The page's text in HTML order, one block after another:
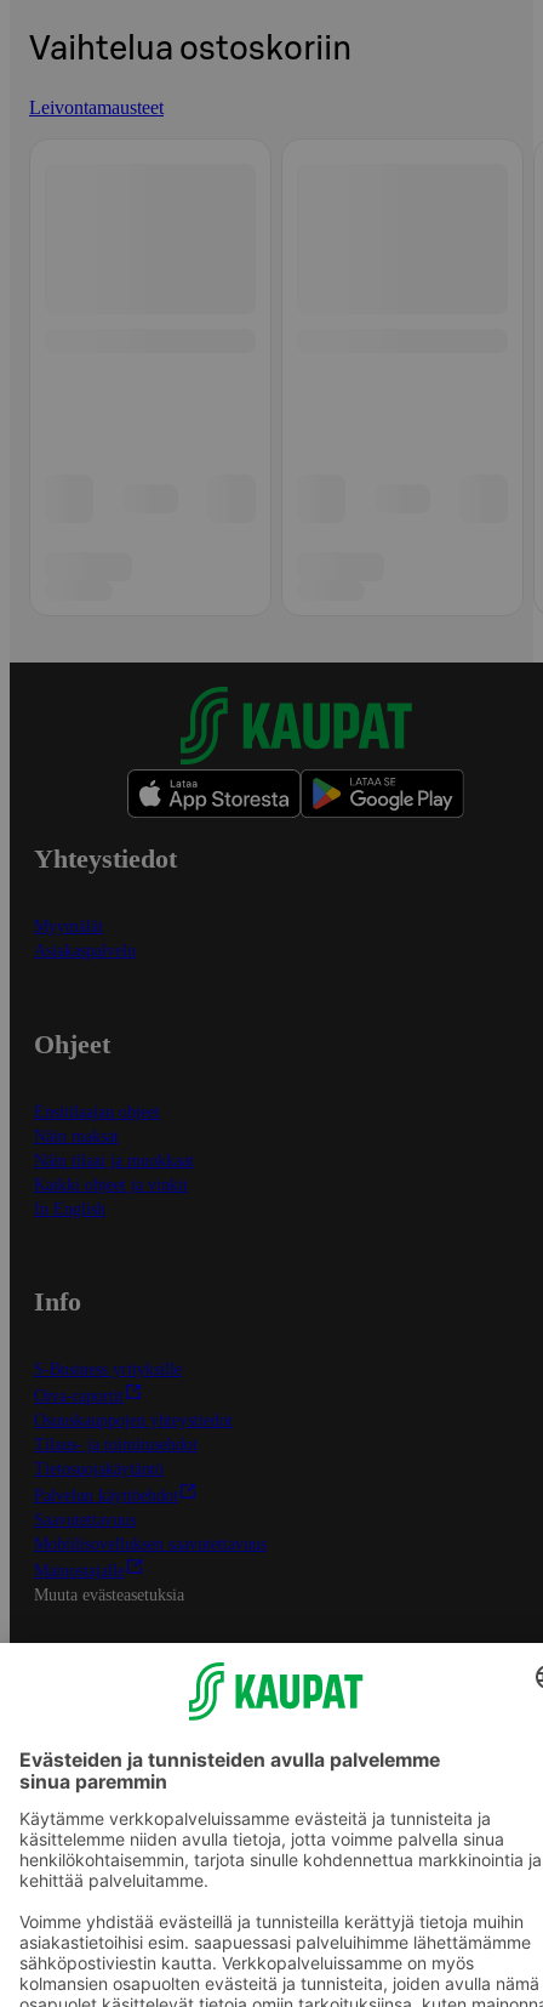
Vaihtelua ostoskoriin
Leivontamausteet
Yhteystiedot
Myymälät
Asiakaspalvelu
Ohjeet
Ensitilaajan ohjeet
Näin maksat
Näin tilaat ja muokkaat
Kaikki ohjeet ja vinkit
In English
Info
S-Business yrityksille
Oiva-raportit
Osuuskauppojen yhteystiedot
Tilaus- ja toimitusehdot
Tietosuojakäytäntö
Palvelun käyttöehdot
Saavutettavuus
Mobiilisovelluksen saavutettavuus
Mainostajalle
Muuta evästeasetuksia
S-ryhmän palvelut
S-ryhmä
Asiakasomistajuus
Yhteishyvä Ruoka -sovellus
S-ostoslista -sovellus
Prisma.fi
Sokos.fi
S-Pankki
Yhteishyvä
Sokos Hotels
Raflaamo